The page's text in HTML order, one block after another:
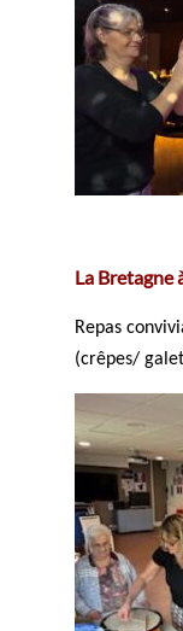
La Bretagne
Repas
(crêpes/